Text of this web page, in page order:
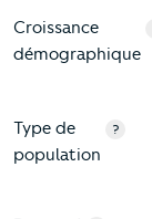
Croissance
démographique
Type de
population
?